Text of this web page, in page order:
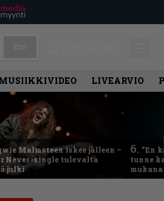
LIVEARVIO
Malmsteen iskee jälleen –
Never -single tulevalta
julki
6. ”En
tunne